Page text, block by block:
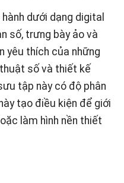
dưới dạng digital
số, trưng bày ảo và
yêu thích của những
số và thiết kế
tập này có độ phân
tạo điều kiện để giới
làm hình nền thiết